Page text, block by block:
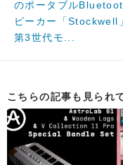
のポータブル
ピーカー「Stockwell
第3世代モ...
こちらの記事も見られ